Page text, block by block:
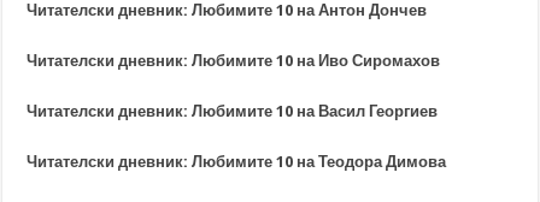
Читателски дневник: Любимите 10 на Антон Дончев
Читателски дневник: Любимите 10 на Иво Сиромахов
Читателски дневник: Любимите 10 на Васил Георгиев
Читателски дневник: Любимите 10 на Теодора Димова